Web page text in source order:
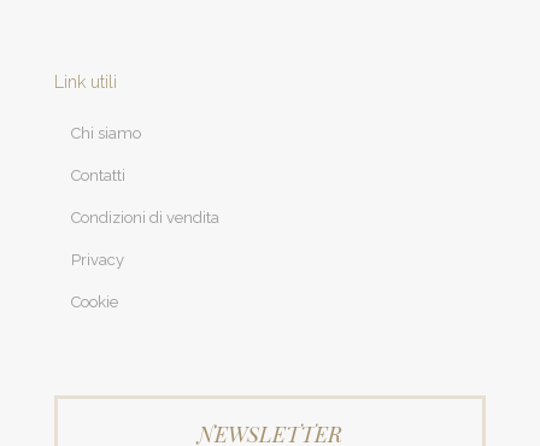
Link utili
Chi siamo
Contatti
Condizioni di vendita
Privacy
Cookie
NEWSLETTER